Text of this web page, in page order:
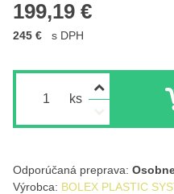
199,19 €
245 € s DPH
ks
Výrobca: BOLEX PLASTIC